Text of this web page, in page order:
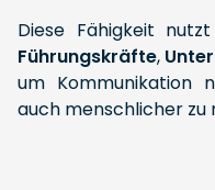
Diese Fähigkeit
Führungskräfte,
um Kommunikation
auch menschlicher zu